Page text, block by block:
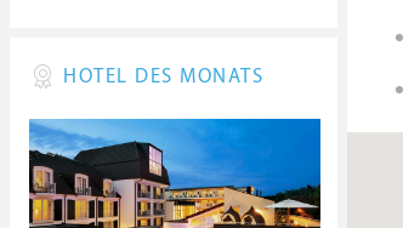
HOTEL DES MONATS